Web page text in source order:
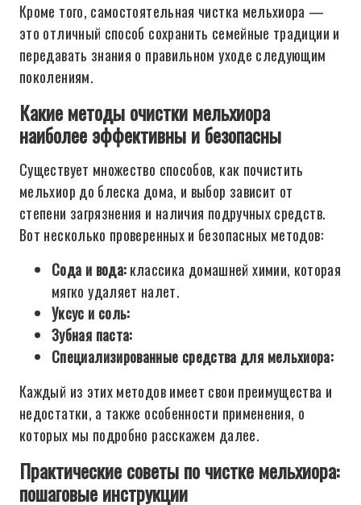
Кроме того, самостоятельная чистка мельхиора —
это отличный способ сохранить семейные традиции и
передавать знания о правильном уходе следующим
поколениям.
Какие методы очистки мельхиора
наиболее эффективны и безопасны
Существует множество способов, как почистить
мельхиор до блеска дома, и выбор зависит от
степени загрязнения и наличия подручных средств.
Вот несколько проверенных и безопасных методов:
Сода и вода:классика домашней химии, которая
мягко удаляет налет.
Уксус и соль:
Зубная паста:
Специализированные средства для мельхиора:
Каждый из этих методов имеет свои преимущества и
недостатки, а также особенности применения, о
которых мы подробно расскажем далее.
Практические советы по чистке мельхиора:
пошаговые инструкции